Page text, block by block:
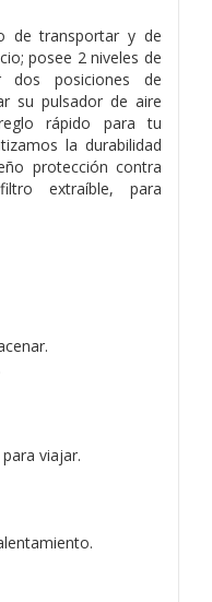
de transportar y de
posee 2 niveles de
dos posiciones de
su pulsador de aire
rápido para tu
la durabilidad
protección contra
extraíble, para
viajar.